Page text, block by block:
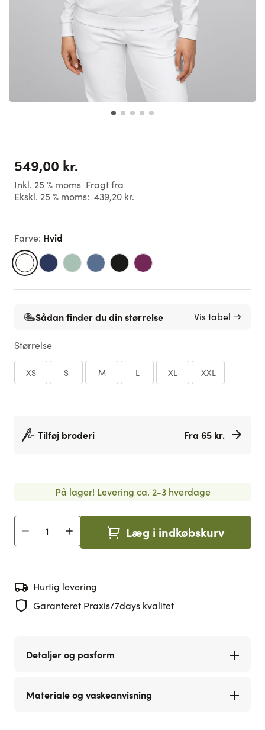
549,00 kr.
Inkl. 25 % moms Fragt fra
Ekskl. 25 % moms: 439,20 kr.
Farve: Hvid
Sådan finder du din størrelse Vis tabel →
Størrelse
XS S M L XL XXL
Tilføj broderi Fra 65 kr.
På lager! Levering ca. 2-3 hverdage
Antal Læg i indkøbskurv
Hurtig levering
Garanteret Praxis/7days kvalitet
Detaljer og pasform
Materiale og vaskeanvisning